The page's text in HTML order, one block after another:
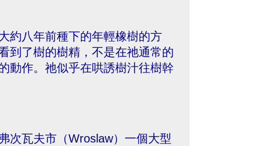
約八年前種下的年輕橡樹的方
到了樹的樹精，不是在祂通常的
動作。祂似乎在哄誘樹汁往樹幹
次瓦夫市（Wroslaw）一個大型